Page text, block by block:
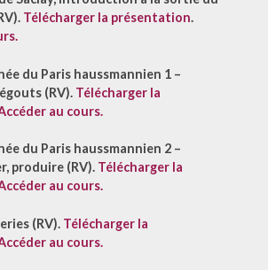
. Télécharger la présentation.
du Paris haussmannien 1 –
(RV). Télécharger la
au cours.
du Paris haussmannien 2 –
produire (RV). Télécharger la
au cours.
(RV). Télécharger la
au cours.